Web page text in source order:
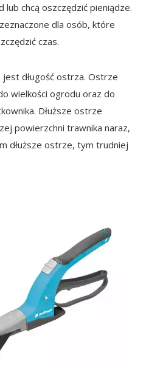
chcą oszczędzić pieniądze.
dla osób, które
czas.
długość ostrza. Ostrze
wielkości ogrodu oraz do
Dłuższe ostrze
powierzchni trawnika naraz,
dłuższe ostrze, tym trudniej